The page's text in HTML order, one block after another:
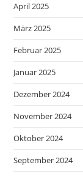
April 2025
März 2025
Februar 2025
Januar 2025
Dezember 2024
November 2024
Oktober 2024
September 2024